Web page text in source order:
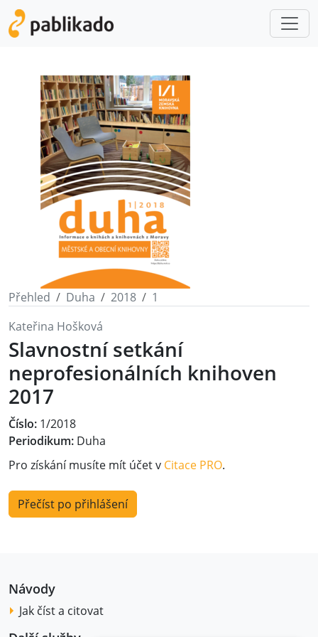
Přehled Duha 2018
1
Kateřina Hošková
Slavnostní setkání
neprofesionálních knihoven
2017
Číslo: 1/2018
Periodikum: Duha
Pro získání musíte mít účet v Citace PRO.
Přečíst po přihlášení
Návody
Jak číst a citovat